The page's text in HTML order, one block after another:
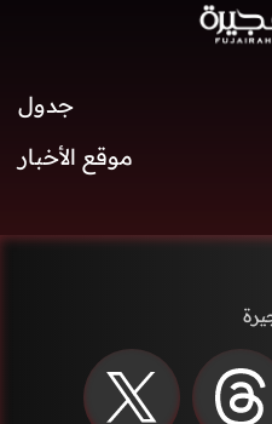
جدول
موقع الأخبار